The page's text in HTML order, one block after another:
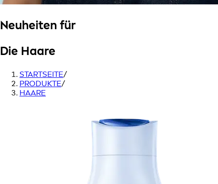
Neuheiten für
Die Haare
STARTSEITE/
PRODUKTE/
HAARE